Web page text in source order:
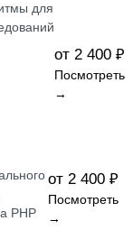
для
от 2 400 ₽
Посмотреть
→
PHP
от 2 400 ₽
Посмотреть
→